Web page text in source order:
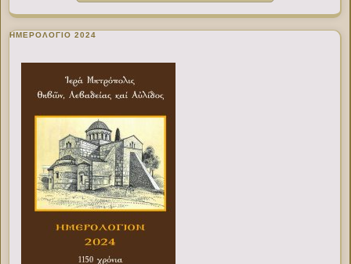
ΗΜΕΡΟΛΟΓΙΟ 2024